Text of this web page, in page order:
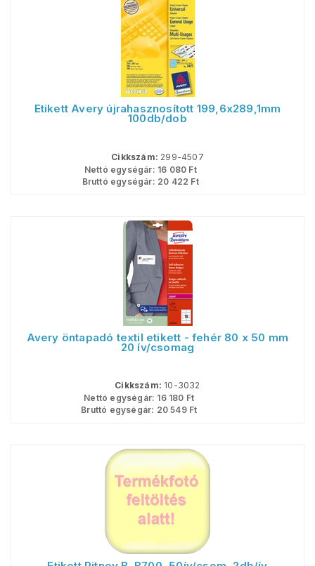
Etikett Avery újrahasznosított 199,6x289,1mm
100db/dob
Cikkszám: 299-4507
Nettó egységár: 16 080 Ft
Bruttó egységár: 20 422 Ft
Avery öntapadó textil etikett - fehér 80 x 50 mm
20 ív/csomag
Cikkszám: 10-3032
Nettó egységár: 16 180 Ft
Bruttó egységár: 20 549Ft